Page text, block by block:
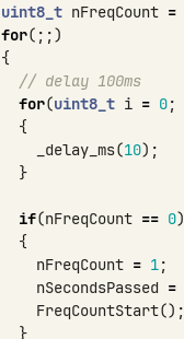
uint8_t nFreqCount =
for(;;)
{
// delay 100ms
for(uint8_t i = 0;
{
_delay_ms(10);
}
if(nFreqCount == 0)
{
nFreqCount = 1;
nSecondsPassed =
FreqCountStart();
}